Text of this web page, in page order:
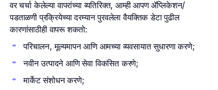
वर चर्चा केलेल्या वापरांच्या व्यतिरिक्त, आम्ही आपण ॲप्लिकेशन/
पडताळणी प्रक्रियेच्या दरम्यान पुरवलेला वैयक्तिक डेटा पुढील
कारणांसाठीही वापरू शकतो:
परिचालन, मूल्यमापन आणि आमच्या व्यवसायात सुधारणा करणे;
नवीन उत्पादने आणि सेवा विकसित करणे;
मार्केट संशोधन करणे;